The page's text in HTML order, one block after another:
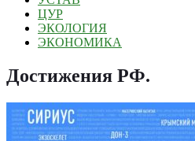
ЦУР
ЭКОЛОГИЯ
ЭКОНОМИКА
Достижения РФ.